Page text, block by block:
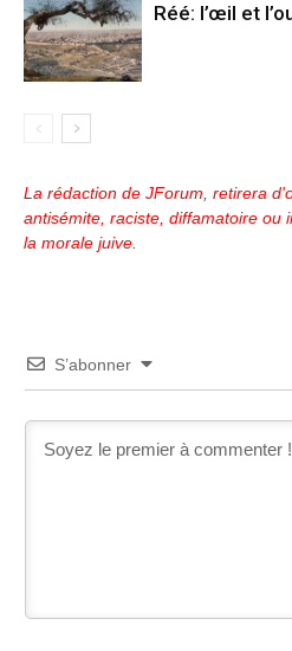
Réé: l’œil et
La rédaction de JForum, retirera
antisémite, raciste, diffamatoire ou
la morale juive.
S’abonner